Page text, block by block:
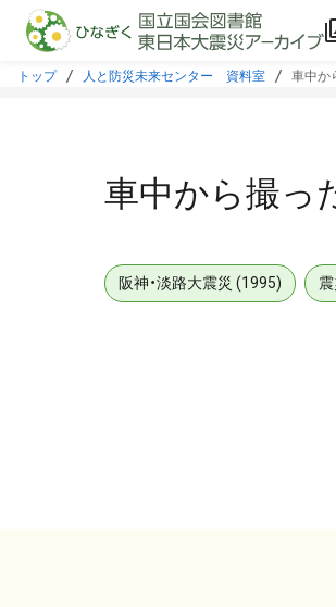
本文に飛ぶ
トップ 人と防災未来センター 資料室 車中か
車中から撮っ
阪神・淡路大震災 (1995)